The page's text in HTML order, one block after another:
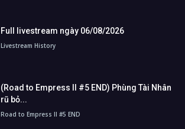
Full livestream ngày 06/08/2026
Livestream History
(Road to Empress II #5 END) Phùng Tài Nhân
rũ bỏ...
Road to Empress II #5 END